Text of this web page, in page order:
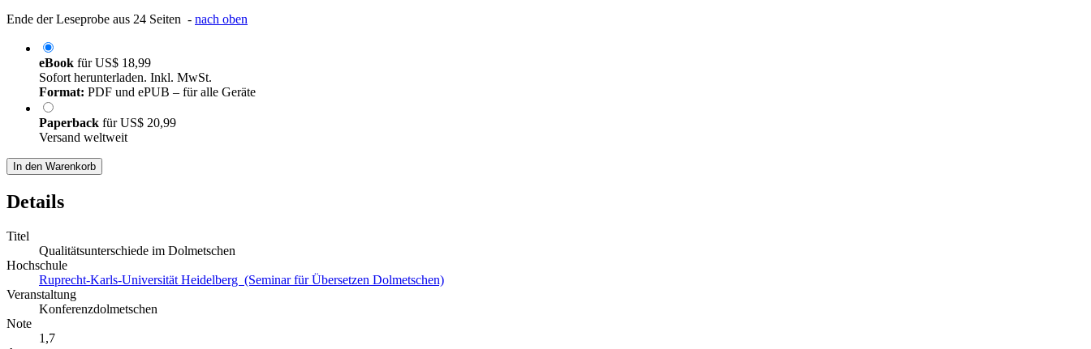
Ende der Leseprobe aus 24 Seiten - nach oben
eBook fürUS$ 18,99
Sofort herunterladen. Inkl. MwSt.
Format: PDF und ePUB – für alle Geräte
Paperback fürUS$ 20,99
Versand weltweit
In den Warenkorb
Details
Titel
Qualitätsunterschiede im Dolmetschen
Hochschule
Ruprecht-Karls-Universität Heidelberg (Seminar für Übersetzen Dolmetschen)
Veranstaltung
Konferenzdolmetschen
Note
1,7